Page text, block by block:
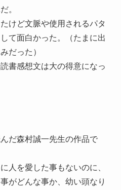
。
けど文脈や使用されるパタ
て面白かった。（たまに出
だった）
書感想文は大の得意になっ
だ森村誠一先生の作品で
人を愛した事もないのに、
がどんな事か、幼い頭なり